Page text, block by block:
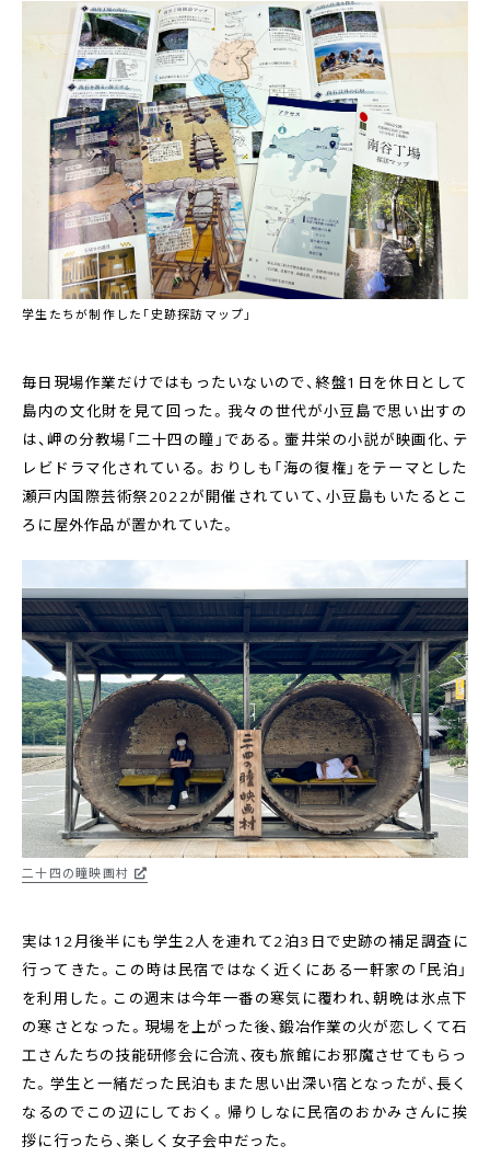
学生たちが制作した「史跡探訪マップ」
毎日現場作業だけではもったいないので、終盤1日を休日として
島内の文化財を見て回った。我々の世代が小豆島で思い出すの
は、岬の分教場「二十四の瞳」である。壷井栄の小説が映画化、テ
レビドラマ化されている。おりしも「海の復権」をテーマとした
瀬戸内国際芸術祭2022が開催されていて、小豆島もいたるとこ
ろに屋外作品が置かれていた。
二十四の瞳映画村
実は12月後半にも学生2人を連れて2泊3日で史跡の補足調査に
行ってきた。この時は民宿ではなく近くにある一軒家の「民泊」
を利用した。この週末は今年一番の寒気に覆われ、朝晩は氷点下
の寒さとなった。現場を上がった後、鍛冶作業の火が恋しくて石
工さんたちの技能研修会に合流、夜も旅館にお邪魔させてもらっ
た。学生と一緒だった民泊もまた思い出深い宿となったが、長く
なるのでこの辺にしておく。帰りしなに民宿のおかみさんに挨
拶に行ったら、楽しく女子会中だった。